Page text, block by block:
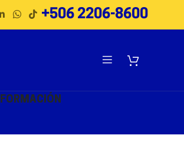
+506 2206-8600